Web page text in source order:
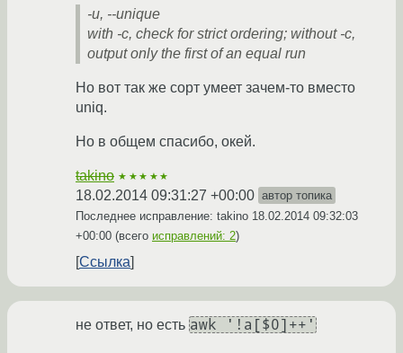
-u, --unique
with -c, check for strict ordering; without -c,
output only the first of an equal run
Но вот так же сорт умеет зачем-то вместо
uniq.
Но в общем спасибо, окей.
takino ★★★★★
18.02.2014 09:31:27 +00:00 автор топика
Последнее исправление: takino 18.02.2014 09:32:03
+00:00 (всего исправлений: 2)
Ссылка
не ответ, но есть awk '!a[$0]++'